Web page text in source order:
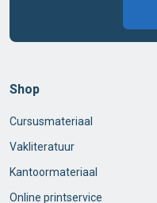
Shop
Cursusmateriaal
Vakliteratuur
Kantoormateriaal
Online printservice